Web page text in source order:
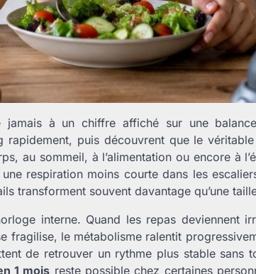
jamais à un chiffre affiché sur une
puis découvrent que le
au sommeil, à l’alimentation ou encore à
respiration moins courte dans les
transforment souvent davantage qu’une
interne. Quand les repas deviennent
fragilise, le métabolisme ralentit
de retrouver un rythme plus stable sans
1 mois reste possible chez certaines